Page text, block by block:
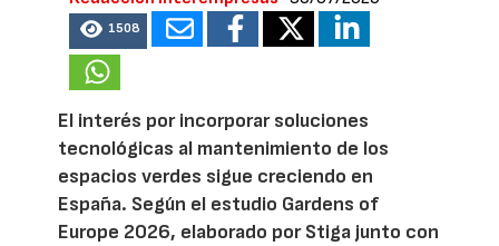
1508
El interés por incorporar soluciones
tecnológicas al mantenimiento de los
espacios verdes sigue creciendo en
España. Según el estudio Gardens of
Europe 2026, elaborado por Stiga junto con